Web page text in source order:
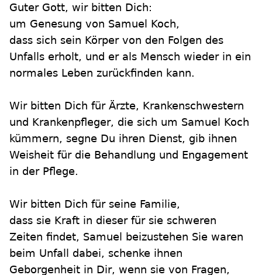
Guter Gott, wir bitten Dich:
um Genesung von Samuel Koch,
dass sich sein Körper von den Folgen des
Unfalls erholt, und er als Mensch wieder in ein
normales Leben zurückfinden kann.
Wir bitten Dich für Ärzte, Krankenschwestern
und Krankenpfleger, die sich um Samuel Koch
kümmern, segne Du ihren Dienst, gib ihnen
Weisheit für die Behandlung und Engagement
in der Pflege.
Wir bitten Dich für seine Familie,
dass sie Kraft in dieser für sie schweren
Zeiten findet, Samuel beizustehen Sie waren
beim Unfall dabei, schenke ihnen
Geborgenheit in Dir, wenn sie von Fragen,